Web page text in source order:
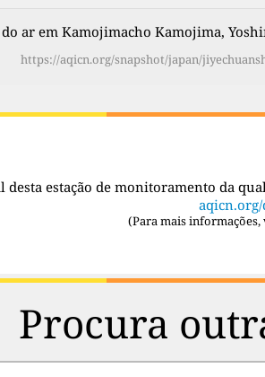
ar em Kamojimacho Kamojima,
https://aqicn.org/snapshot/japan/
desta estação de monitoramento da
(Para mais
Procura